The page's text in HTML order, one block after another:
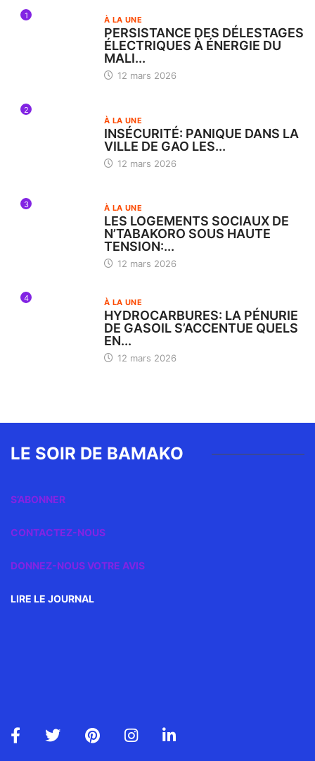
1 À LA UNE
PERSISTANCE DES DÉLESTAGES
ÉLECTRIQUES À ÉNERGIE DU
MALI...
12 mars 2026
2
À LA UNE
INSÉCURITÉ: PANIQUE DANS LA
VILLE DE GAO LES...
12 mars 2026
3 À LA UNE
LES LOGEMENTS SOCIAUX DE
N’TABAKORO SOUS HAUTE
TENSION:...
12 mars 2026
4 À LA UNE
HYDROCARBURES: LA PÉNURIE
DE GASOIL S’ACCENTUE QUELS
EN...
12 mars 2026
LE SOIR DE BAMAKO
S’ABONNER
CONTACTEZ-NOUS
DONNEZ-NOUS VOTRE AVIS
LIRE LE JOURNAL